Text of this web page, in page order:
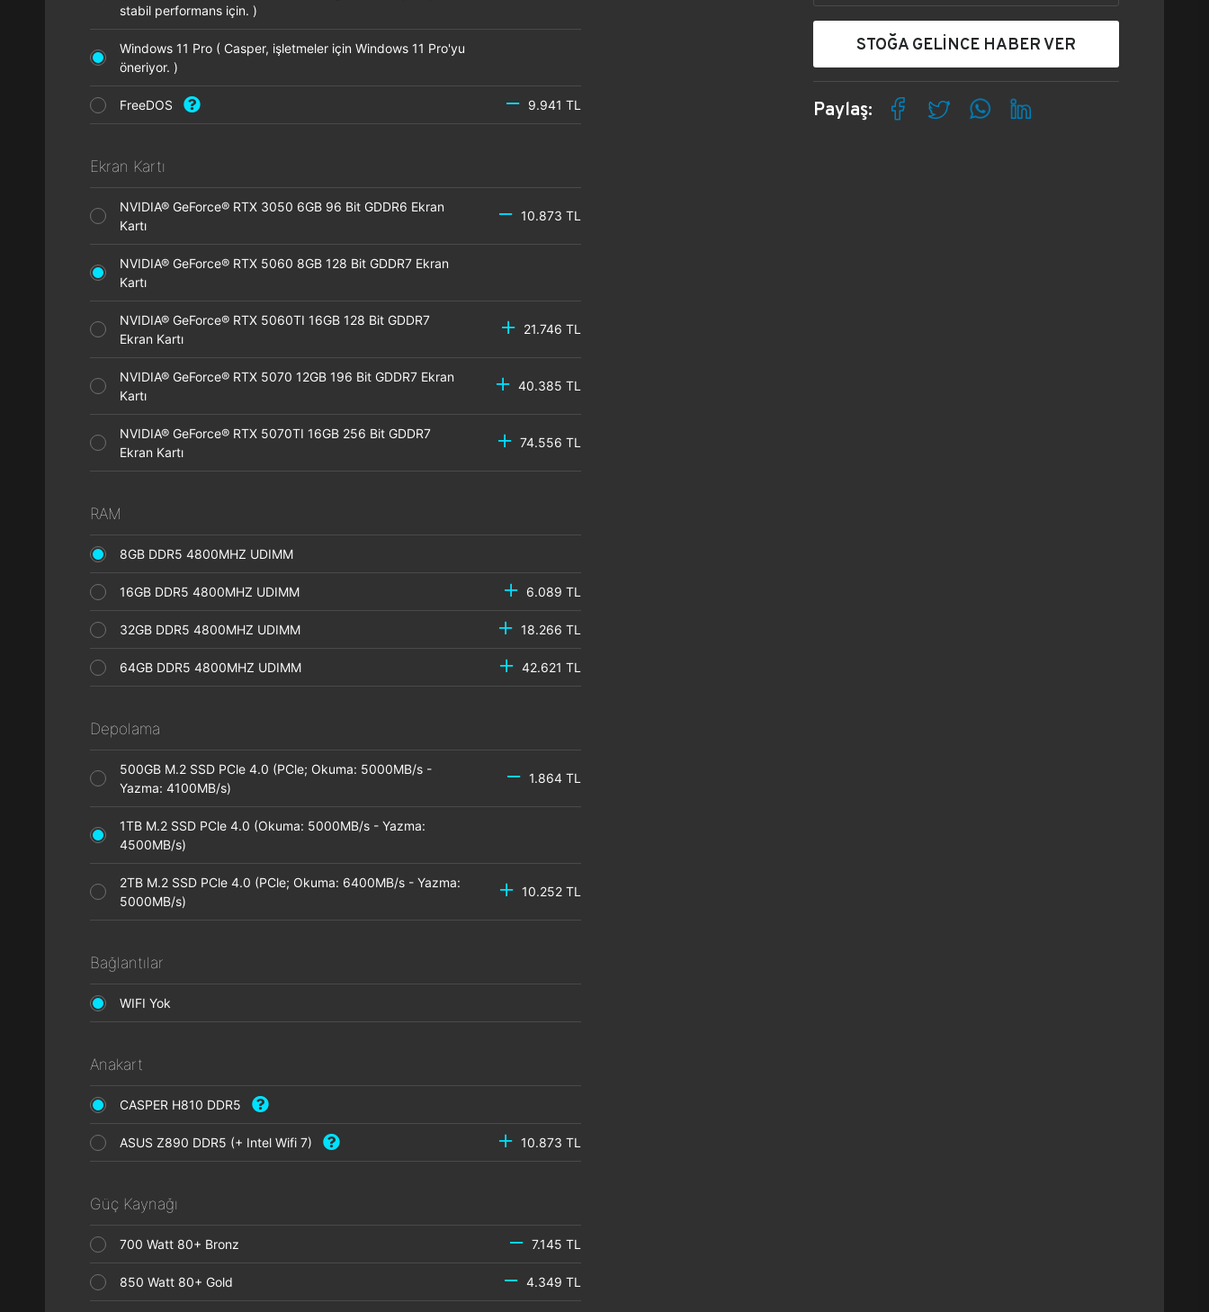
stabil performans için. )
Windows 11 Pro ( Casper, işletmeler için Windows 11 Pro'yu
öneriyor. )
FreeDOS 9.941 TL
Ekran Kartı
NVIDIA® GeForce® RTX 3050 6GB 96 Bit GDDR6 Ekran
Kartı
10.873 TL
NVIDIA® GeForce® RTX 5060 8GB 128 Bit GDDR7 Ekran
Kartı
NVIDIA® GeForce® RTX 5060TI 16GB 128 Bit GDDR7
Ekran Kartı
21.746 TL
NVIDIA® GeForce® RTX 5070 12GB 196 Bit GDDR7 Ekran
Kartı
40.385 TL
NVIDIA® GeForce® RTX 5070TI 16GB 256 Bit GDDR7
Ekran Kartı
74.556 TL
RAM
8GB DDR5 4800MHZ UDIMM
16GB DDR5 4800MHZ UDIMM 6.089 TL
32GB DDR5 4800MHZ UDIMM 18.266 TL
64GB DDR5 4800MHZ UDIMM 42.621 TL
Depolama
500GB M.2 SSD PCle 4.0 (PCle; Okuma: 5000MB/s -
Yazma: 4100MB/s)
1.864 TL
1TB M.2 SSD PCle 4.0 (Okuma: 5000MB/s - Yazma:
4500MB/s)
2TB M.2 SSD PCle 4.0 (PCle; Okuma: 6400MB/s - Yazma:
5000MB/s)
10.252 TL
Bağlantılar
WIFI Yok
Anakart
CASPER H810 DDR5
ASUS Z890 DDR5 (+ Intel Wifi 7) 10.873 TL
Güç Kaynağı
700 Watt 80+ Bronz 7.145 TL
850 Watt 80+ Gold 4.349 TL
STOĞA GELİNCE HABER VER
Paylaş: